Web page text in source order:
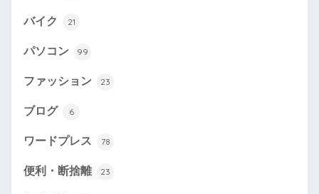
バイク 21
パソコン 99
ファッション 23
ブログ 6
ワードプレス 78
便利・断捨離 23